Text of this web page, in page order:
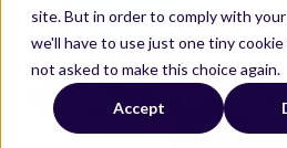
site. But in order to comply with
we'll have to use just one tiny
not asked to make this choice again.
Accept